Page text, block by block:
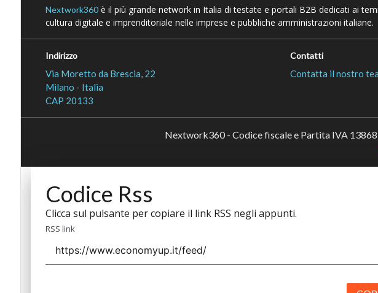
Nextwork360è il più grande network in Italia di testate e portali B2B dedicati ai
cultura digitale e imprenditoriale nelle imprese e pubbliche amministrazioni italiane.
Indirizzo
Via Moretto da Brescia, 22
Milano - Italia
CAP 20133
Contatti
Contatta il nostro
Nextwork360 - Codice fiscale e Partita IVA
Codice Rss
Clicca sul pulsante per copiare il link RSS negli appunti.
RSS link